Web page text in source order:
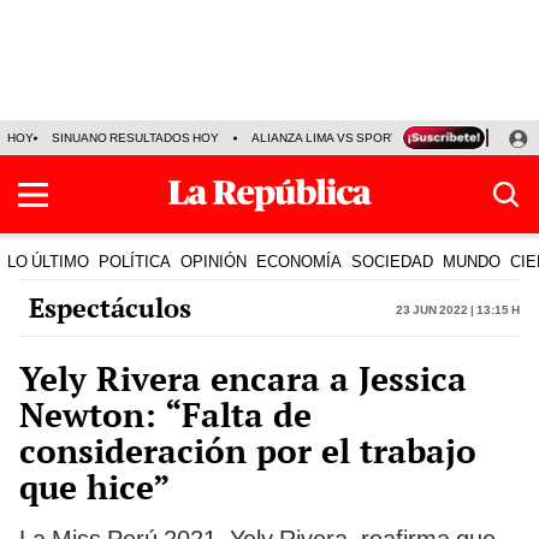
HOY SINUANO RESULTADOS HOY ALIANZA LIMA VS SPORT BOYS JORGE
LO ÚLTIMO POLÍTICA OPINIÓN ECONOMÍA SOCIEDAD MUNDO
Espectáculos 23 Jun 2022 | 13:15 h
Yely Rivera encara a Jessica
Newton: “Falta de
consideración por el trabajo
que hice”